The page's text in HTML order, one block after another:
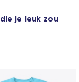
die je leuk zou